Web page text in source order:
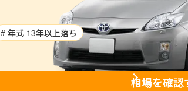
# 年式 13年以上落ち
相場を確認